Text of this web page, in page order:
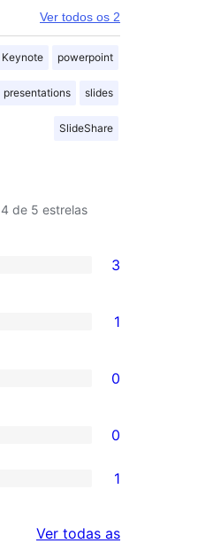
Ver todos os 2
Keynote powerpoint
presentations slides
SlideShare
4 de 5 estrelas
3
1
0
0
1
Ver todas asvaloracións